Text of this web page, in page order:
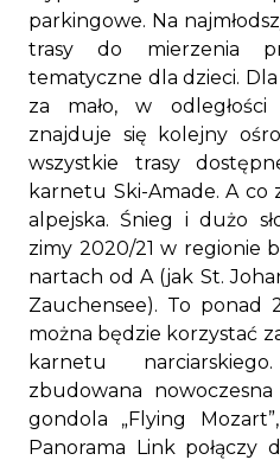
parkingowe. Na
trasy do mierzenia
tematyczne dla dzieci.
za mało, w
znajduje się kolejny
wszystkie trasy
karnetu Ski-Amade. A co
alpejska. Śnieg i dużo
zimy 2020/21 w regionie
nartach od A (jak St.
Zauchensee). To
można będzie korzystać
karnetu
zbudowana
gondola „Flying
Panorama Link połączy